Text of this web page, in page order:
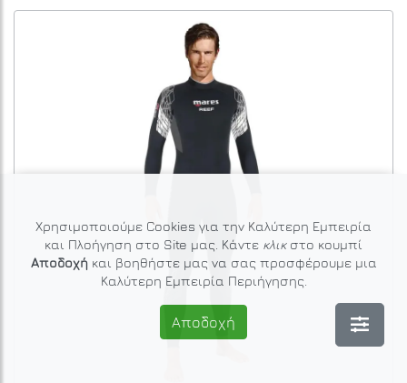
Χρησιμοποιούμε Cookies για την Καλύτερη Εμπειρία
και Πλοήγηση στο Site μας. Κάντε κλικ στο κουμπί
Αποδοχήκαι βοηθήστε μας να σας προσφέρουμε μια
Καλύτερη Εμπειρία Περιήγησης.
Αποδοχή